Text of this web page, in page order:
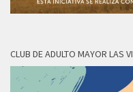
CLUB DE ADULTO MAYOR LAS